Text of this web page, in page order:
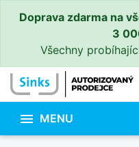
Doprava zdarma na
3
Všechny
 MENU